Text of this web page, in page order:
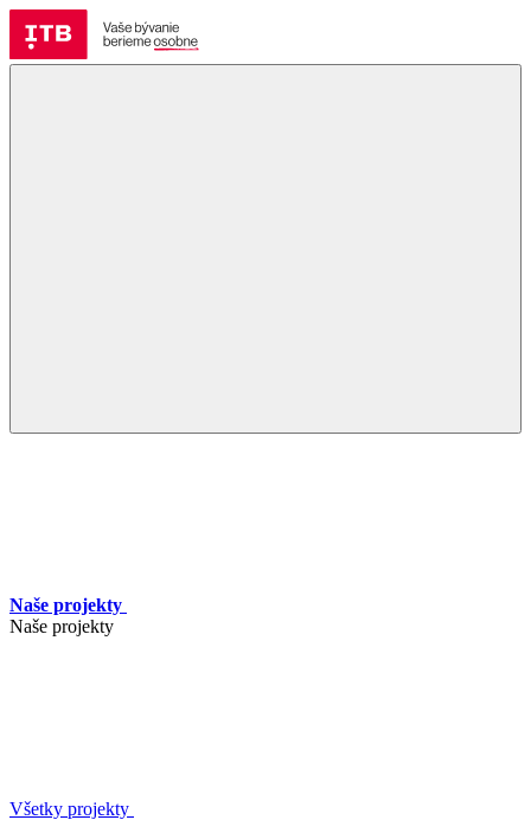
Naše projekty
Naše projekty
Všetky projekty